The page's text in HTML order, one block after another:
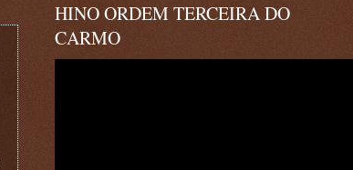
HINO ORDEM TERCEIRA DO
CARMO